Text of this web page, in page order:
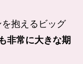
抱えるビッグ
非常に大きな期